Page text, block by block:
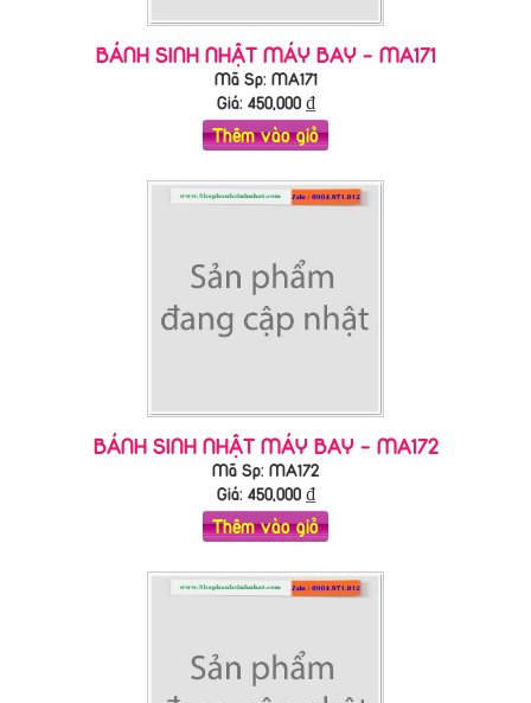
BÁNH SINH NHẬT MÁY BAY - MA171
Mã Sp: MA171
Giá: 450,000₫
Thêm vào giỏ
BÁNH SINH NHẬT MÁY BAY - MA172
Mã Sp: MA172
Giá: 450,000₫
Thêm vào giỏ